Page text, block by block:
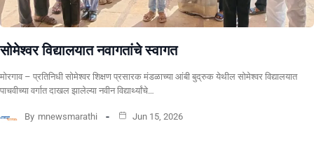
सोमेश्वर विद्यालयात नवागतांचे स्वागत
मोरगाव – प्रतिनिधी सोमेश्वर शिक्षण प्रसारक मंडळाच्या आंबी बुद्रुक येथील सोमेश्वर विद्यालयात
पाचवीच्या वर्गात दाखल झालेल्या नवीन विद्यार्थ्यांचे…
By mnewsmarathi Jun 15, 2026